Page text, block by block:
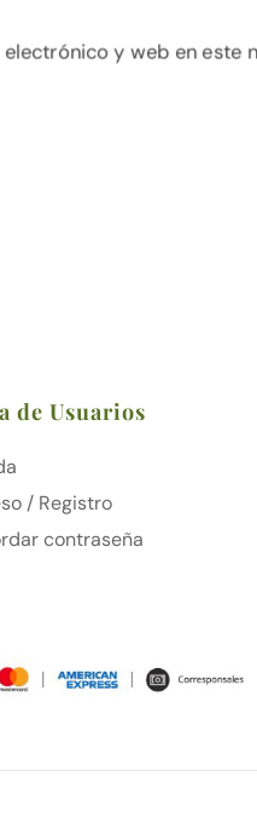
y web en este
de Usuarios
/ Registro
contraseña